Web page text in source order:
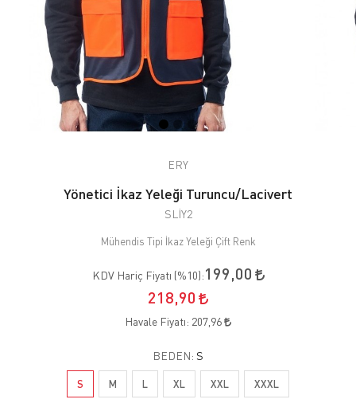
ERY
Yönetici İkaz Yeleği Turuncu/Lacivert
SLİY2
Mühendis Tipi İkaz Yeleği Çift Renk
KDV Hariç Fiyatı (%10):199,00
218,90
Havale Fiyatı: 207,96
BEDEN: S
S M L XL XXL XXXL